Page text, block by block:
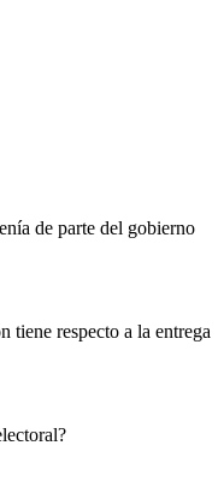
de parte del gobierno
tiene respecto a la entrega